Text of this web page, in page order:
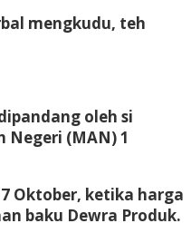
mengkudu, teh
oleh si
(MAN) 1
Oktober, ketika harga
baku Dewra Produk.